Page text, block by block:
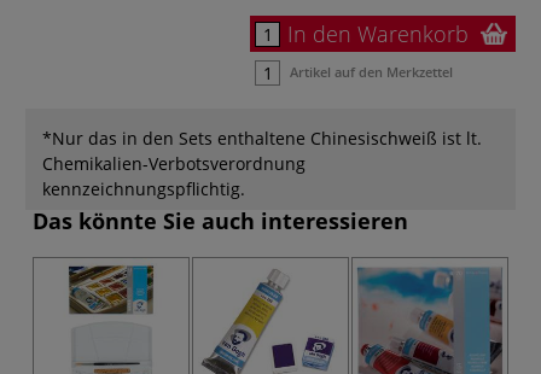
In den Warenkorb
Artikel auf den Merkzettel
*Nur das in den Sets enthaltene Chinesischweiß ist lt.
Chemikalien-Verbotsverordnung
kennzeichnungspflichtig.
Das könnte Sie auch interessieren